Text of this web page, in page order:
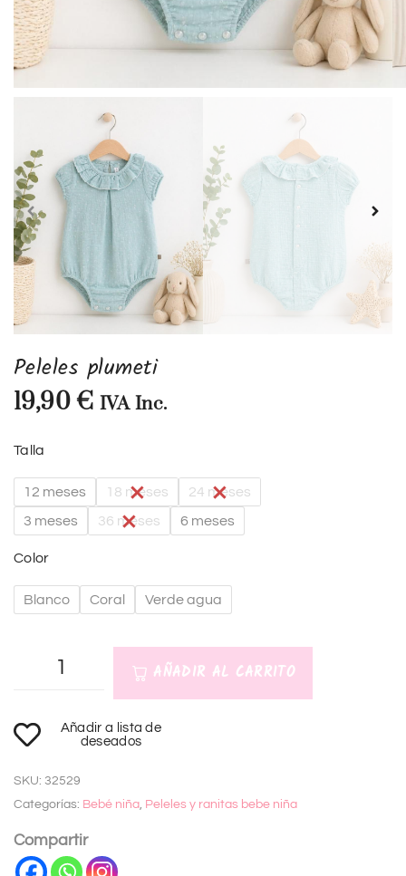
Peleles plumeti
19,90 € IVA Inc.
Talla
12 meses 18 meses
24 meses
3 meses
36 meses 6 meses
Color
Blanco Coral Verde agua
AÑADIR AL CARRITO
l
e
r
n
a
Añadir a lista de
deseados
SKU: 32529
Categorías: Bebé niña, Peleles y ranitas bebe niña
Compartir